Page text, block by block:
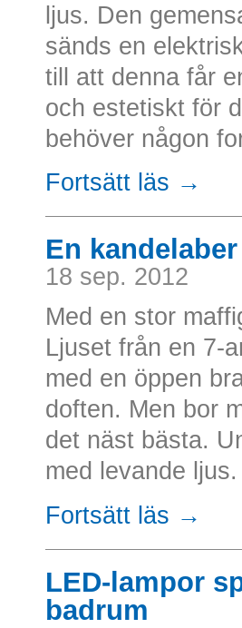
ljus. Den
sänds en
till att denna får
och estetiskt för
behöver någon
Fortsätt läs →
En
18 sep. 2012
Med en stor
Ljuset från en 7-
med en öppen
doften. Men bor
det näst bästa.
med levande
Fortsätt läs →
LED-lampor
badrum